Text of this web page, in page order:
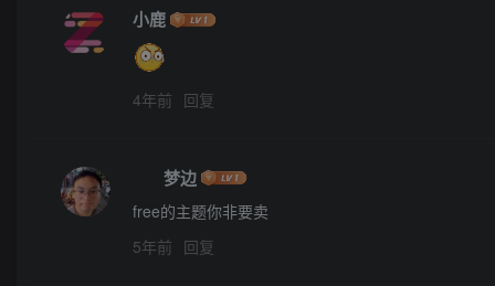
小鹿
4年前 回复
ㅤㅤ梦边
free的主题你非要卖
5年前 回复